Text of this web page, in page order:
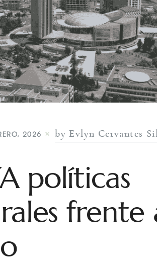
2026 by Evlyn Cervantes
políticas
frente